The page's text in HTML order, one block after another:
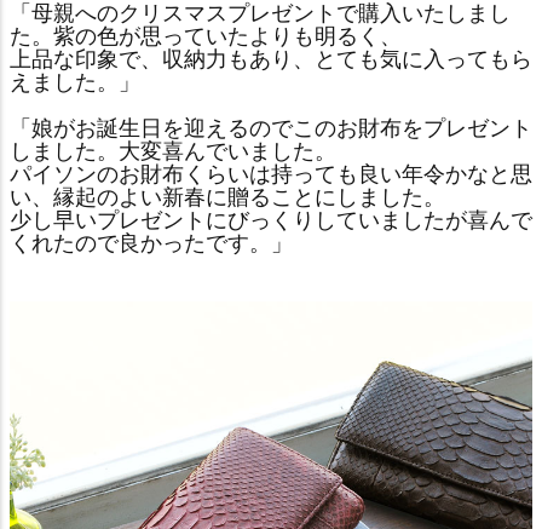
「母親へのクリスマスプレゼントで購入いたしまし
た。紫の色が思っていたよりも明るく、
上品な印象で、収納力もあり、とても気に入ってもら
えました。」
「娘がお誕生日を迎えるのでこのお財布をプレゼント
しました。大変喜んでいました。
パイソンのお財布くらいは持っても良い年令かなと思
い、縁起のよい新春に贈ることにしました。
少し早いプレゼントにびっくりしていましたが喜んで
くれたので良かったです。」